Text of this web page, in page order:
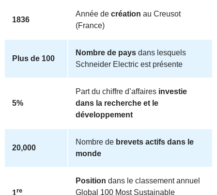
1836
Année de création au Creusot
(France)
Plus de 100
Nombre de pays dans lesquels
Schneider Electric est présente
5%
Part du chiffre d’affaires investie
dans la recherche et le
développement
20,000
Nombre de brevets actifs dans le
monde
1re
Position dans le classement annuel
Global 100 Most Sustainable